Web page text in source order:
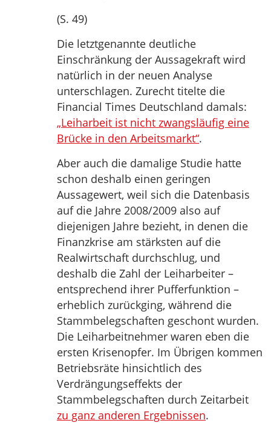
(S. 49)
Die letztgenannte deutliche
Einschränkung der Aussagekraft wird
natürlich in der neuen Analyse
unterschlagen. Zurecht titelte die
Financial Times Deutschland damals:
„Leiharbeit ist nicht zwangsläufig eine
Brücke in den Arbeitsmarkt“.
Aber auch die damalige Studie hatte
schon deshalb einen geringen
Aussagewert, weil sich die Datenbasis
auf die Jahre 2008/2009 also auf
diejenigen Jahre bezieht, in denen die
Finanzkrise am stärksten auf die
Realwirtschaft durchschlug, und
deshalb die Zahl der Leiharbeiter –
entsprechend ihrer Pufferfunktion –
erheblich zurückging, während die
Stammbelegschaften geschont wurden.
Die Leiharbeitnehmer waren eben die
ersten Krisenopfer. Im Übrigen kommen
Betriebsräte hinsichtlich des
Verdrängungseffekts der
Stammbelegschaften durch Zeitarbeit
zu ganz anderen Ergebnissen.